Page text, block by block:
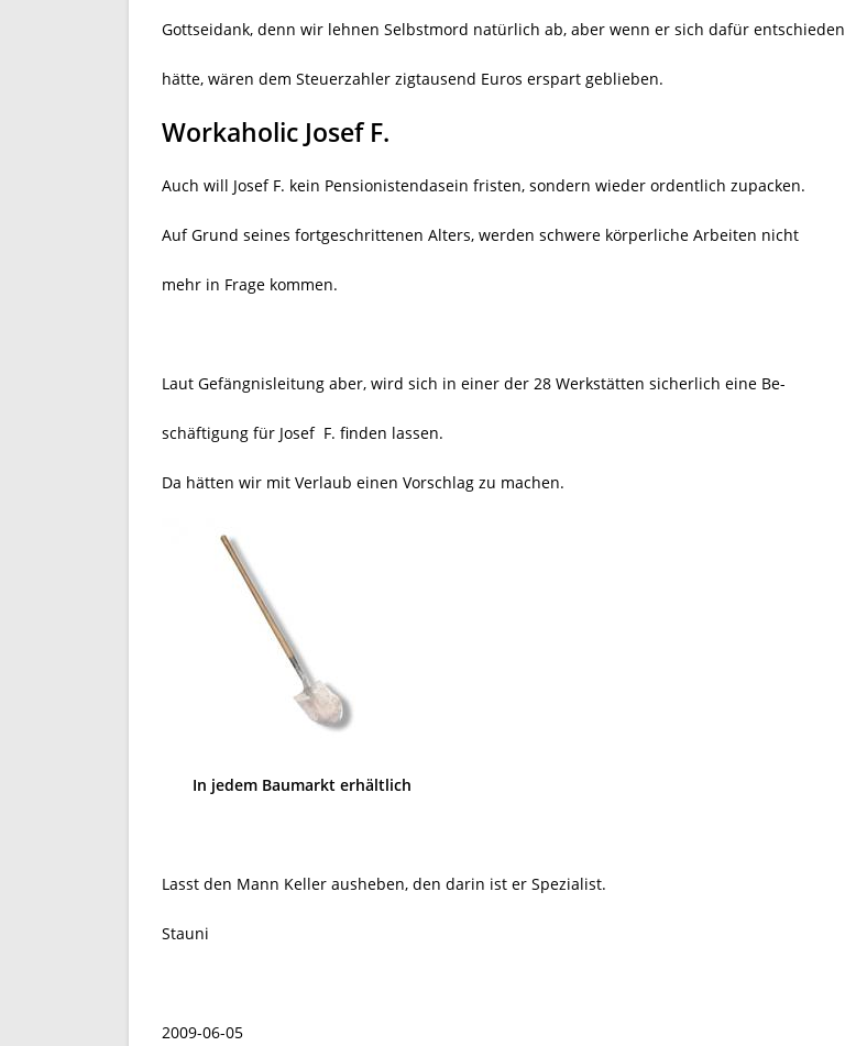
Gottseidank, denn wir lehnen Selbstmord natürlich ab, aber wenn er sich dafür entschieden
hätte, wären dem Steuerzahler zigtausend Euros erspart geblieben.
Workaholic Josef F.
Auch will Josef F. kein Pensionistendasein fristen, sondern wieder ordentlich zupacken.
Auf Grund seines fortgeschrittenen Alters, werden schwere körperliche Arbeiten nicht
mehr in Frage kommen.
Laut Gefängnisleitung aber, wird sich in einer der 28 Werkstätten sicherlich eine Be-
schäftigung für Josef F. finden lassen.
Da hätten wir mit Verlaub einen Vorschlag zu machen.
In jedem Baumarkt erhältlich
Lasst den Mann Keller ausheben, den darin ist er Spezialist.
Stauni
2009-06-05